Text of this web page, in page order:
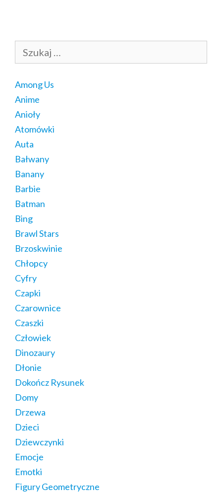
Among Us
Anime
Anioły
Atomówki
Auta
Bałwany
Banany
Barbie
Batman
Bing
Brawl Stars
Brzoskwinie
Chłopcy
Cyfry
Czapki
Czarownice
Czaszki
Człowiek
Dinozaury
Dłonie
Dokończ Rysunek
Domy
Drzewa
Dzieci
Dziewczynki
Emocje
Emotki
Figury Geometryczne